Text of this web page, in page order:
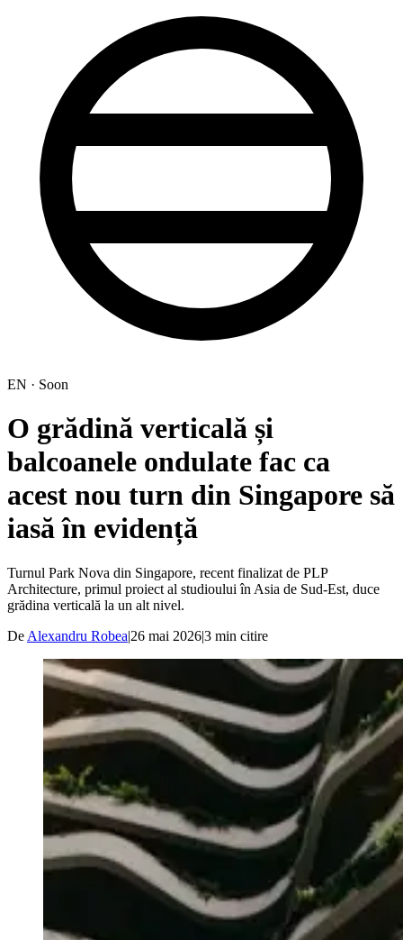
EN · Soon
O grădină verticală și
balcoanele ondulate fac ca
acest nou turn din Singapore să
iasă în evidență
Turnul Park Nova din Singapore, recent finalizat de PLP
Architecture, primul proiect al studioului în Asia de Sud-Est, duce
grădina verticală la un alt nivel.
De Alexandru Robea|26 mai 2026|3 min citire